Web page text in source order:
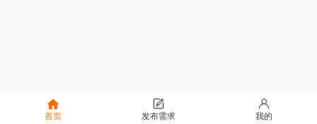
首页 发布需求 我的